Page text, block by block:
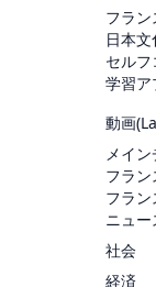
フラン
日本文
セルフ
学習ア
動画(
メイ
フラン
フラ
ニュー
社会
経済